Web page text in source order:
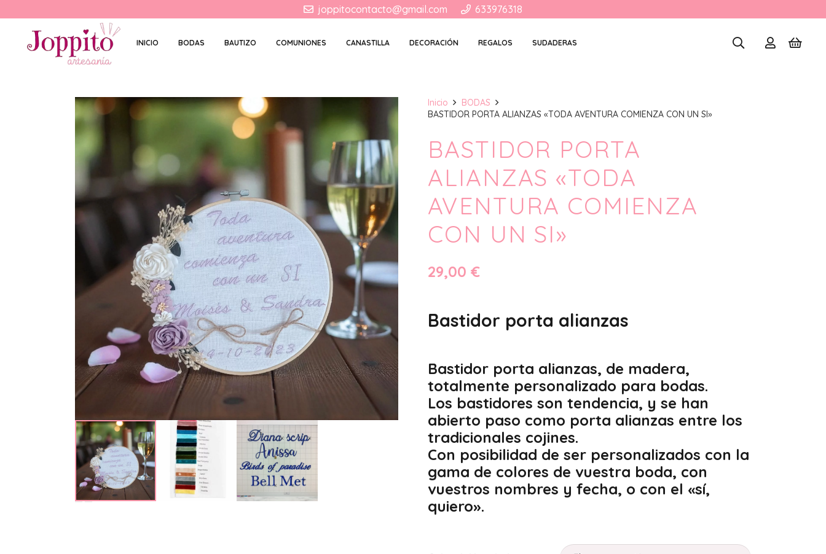
joppitocontacto@gmail.com 633976318
INICIO BODAS BAUTIZO COMUNIONES CANASTILLA DECORACIÓN REGALOS SUDADERAS
Inicio
BODAS
BASTIDOR PORTA ALIANZAS «TODA AVENTURA COMIENZA CON UN SI»
BASTIDOR PORTA
ALIANZAS «TODA
AVENTURA COMIENZA
CON UN SI»
29,00 €
Bastidor porta alianzas
Bastidor porta alianzas, de madera,
totalmente personalizado para bodas.
Los bastidores son tendencia, y se han
abierto paso como porta alianzas entre los
tradicionales cojines.
Con posibilidad de ser personalizados con la
gama de colores de vuestra boda, con
vuestros nombres y fecha, o con el «sí,
quiero».